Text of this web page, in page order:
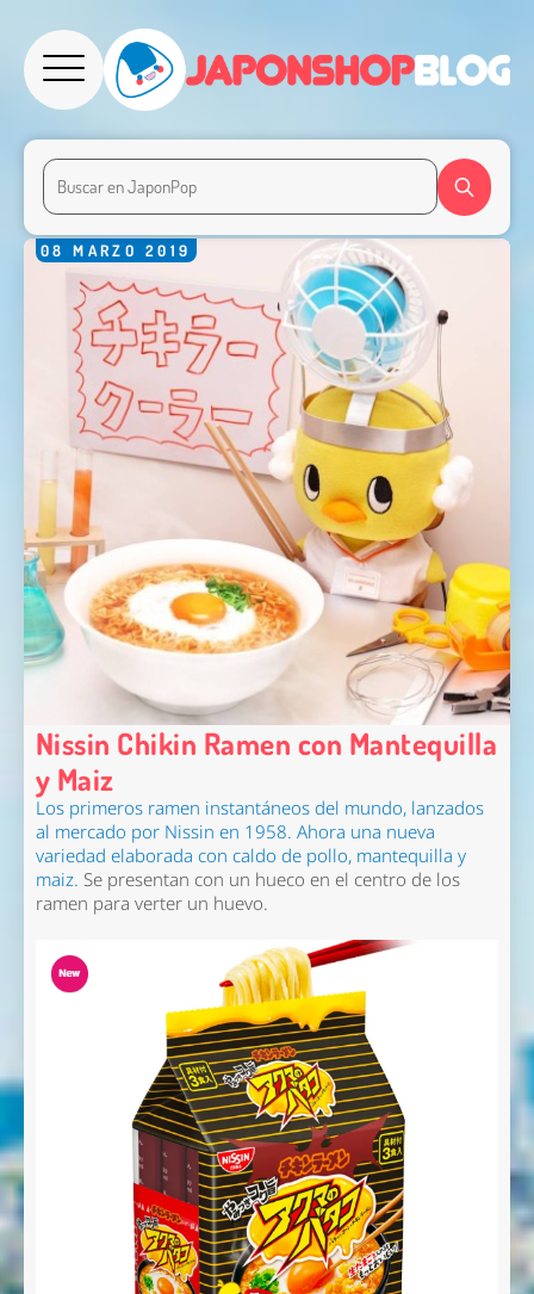
08 MARZO 2019
Nissin Chikin Ramen con Mantequilla
y Maiz
Los primeros ramen instantáneos del mundo, lanzados
al mercado por Nissin en 1958. Ahora una nueva
variedad elaborada con caldo de pollo, mantequilla y
maiz. Se presentan con un hueco en el centro de los
ramen para verter un huevo.